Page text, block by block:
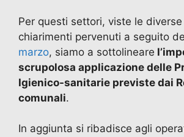
Per questi settori, viste le
chiarimenti pervenuti a seguito
marzo, siamo a sottolineare
scrupolosa applicazione delle
Igienico-sanitarie previste dai
comunali.
In aggiunta si ribadisce agli